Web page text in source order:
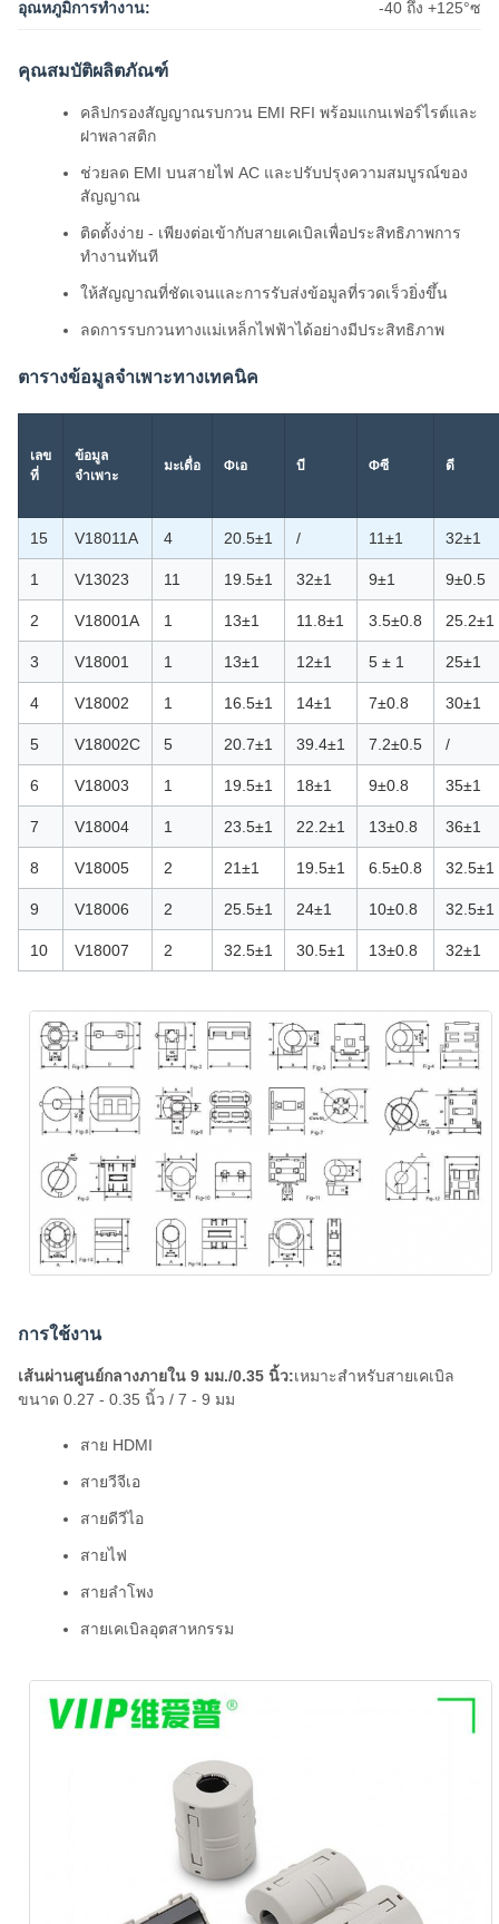
อุณหภูมิการทำงาน: -40 ถึง +125°ซ
คุณสมบัติผลิตภัณฑ์
คลิปกรองสัญญาณรบกวน EMI RFI พร้อมแกนเฟอร์ไรต์และ
ฝาพลาสติก
ช่วยลด EMI บนสายไฟ AC และปรับปรุงความสมบูรณ์ของ
สัญญาณ
ติดตั้งง่าย - เพียงต่อเข้ากับสายเคเบิลเพื่อประสิทธิภาพการ
ทำงานทันที
ให้สัญญาณที่ชัดเจนและการรับส่งข้อมูลที่รวดเร็วยิ่งขึ้น
ลดการรบกวนทางแม่เหล็กไฟฟ้าได้อย่างมีประสิทธิภาพ
ตารางข้อมูลจำเพาะทางเทคนิค
เลข
ที่
ข้อมูล
จำเพาะ
มะเดื่อ Φเอ บี Φซี ดี
15 V18011A 4 20.5±1 / 11±1 32±1
1 V13023 11 19.5±1 32±1 9±1 9±0.5
2 V18001A 1 13±1 11.8±1 3.5±0.8 25.2±1
3 V18001 1 13±1 12±1 5 ± 1 25±1
4 V18002 1 16.5±1 14±1 7±0.8 30±1
5 V18002C 5 20.7±1 39.4±1 7.2±0.5 /
6 V18003 1 19.5±1 18±1 9±0.8 35±1
7 V18004 1 23.5±1 22.2±1 13±0.8 36±1
8 V18005 2 21±1 19.5±1 6.5±0.8 32.5±1
9 V18006 2 25.5±1 24±1 10±0.8 32.5±1
10 V18007 2 32.5±1 30.5±1 13±0.8 32±1
การใช้งาน
เส้นผ่านศูนย์กลางภายใน 9 มม./0.35 นิ้ว:เหมาะสำหรับสายเคเบิล
ขนาด 0.27 - 0.35 นิ้ว / 7 - 9 มม
สาย HDMI
สายวีจีเอ
สายดีวีไอ
สายไฟ
สายลำโพง
สายเคเบิลอุตสาหกรรม